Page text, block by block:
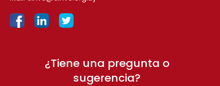
¿Tiene una pregunta o
sugerencia?